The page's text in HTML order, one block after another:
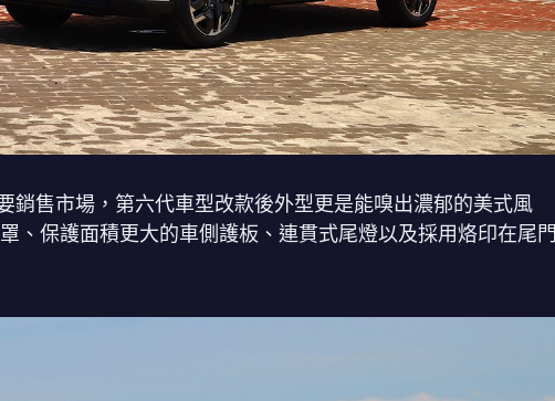
售市場，第六代車型改款後外型更是能嗅出濃郁的美式風
、保護面積更大的車側護板、連貫式尾燈以及採用烙印在尾門